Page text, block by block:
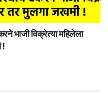
भाजी विक्रेत्या महिलेला
!